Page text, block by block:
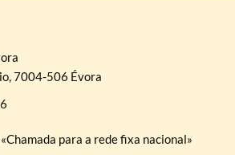
7004-506 Évora
para a rede fixa nacional»